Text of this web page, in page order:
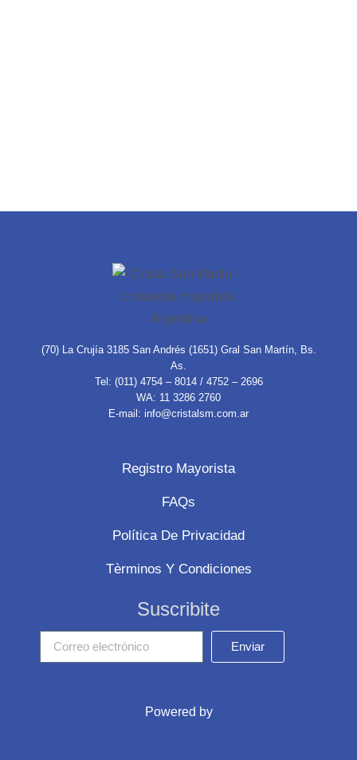
(70) La Crujía 3185 San Andrés (1651) Gral San Martín, Bs.
As.
Tel: (011) 4754 – 8014 / 4752 – 2696
WA: 11 3286 2760
E-mail: info@cristalsm.com.ar
Registro Mayorista
FAQs
Política De Privacidad
Tèrminos Y Condiciones
Suscribite
Enviar
Powered by